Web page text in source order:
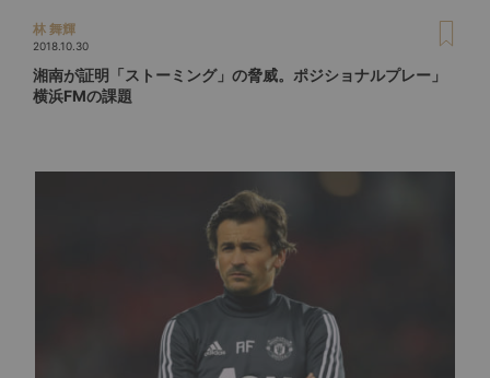
林 舞輝
2018.10.30
湘南が証明「ストーミング」の脅威。ポジショナルプレー」
横浜FMの課題